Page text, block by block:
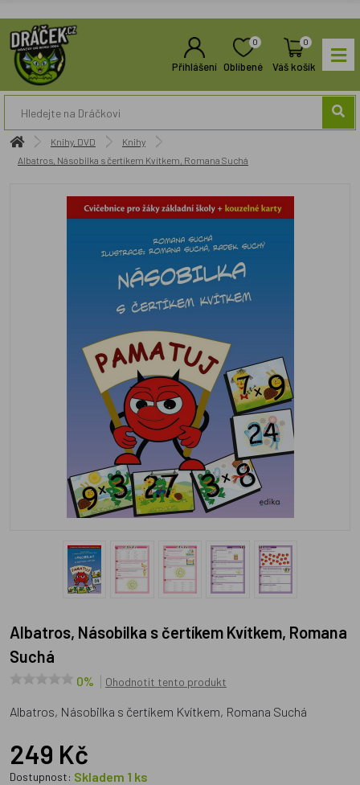
Přihlášení
0
Oblíbené
0
Váš košík
Knihy, DVD
Knihy
Albatros, Násobilka s čertíkem Kvítkem, Romana Suchá
Albatros, Násobilka s čertíkem Kvítkem, Romana
Suchá
0% Ohodnotit tento produkt
Albatros, Násobilka s čertíkem Kvítkem, Romana Suchá
249 Kč
Dostupnost: Skladem 1 ks